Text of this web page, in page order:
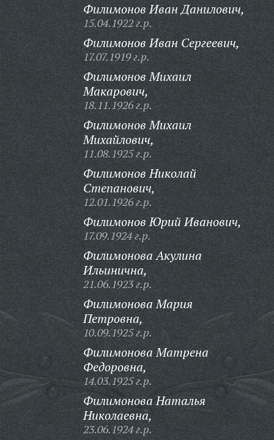
Филимонов Иван Данилович,
15.04.1922 г.р.
Филимонов Иван Сергеевич,
17.07.1919 г.р.
Филимонов Михаил
Макарович,
18.11.1926 г.р.
Филимонов Михаил
Михайлович,
11.08.1925 г.р.
Филимонов Николай
Степанович,
12.01.1926 г.р.
Филимонов Юрий Иванович,
17.09.1924 г.р.
Филимонова Акулина
Ильинична,
21.06.1923 г.р.
Филимонова Мария
Петровна,
10.09.1925 г.р.
Филимонова Матрена
Федоровна,
14.03.1925 г.р.
Филимонова Наталья
Николаевна,
23.06.1924 г.р.